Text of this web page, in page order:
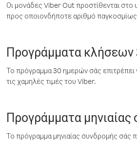
Οι μονάδες Viber Out προστίθενται
προς οποιονδήποτε αριθμό παγκοσμίως
Προγράμματα
Το πρόγραμμα 30 ημερών σάς επιτρέπει
τις χαμηλές τιμές του Viber.
Προγράμματα μηνιαίας
Το πρόγραμμα μηνιαίας συνδρομής σάς